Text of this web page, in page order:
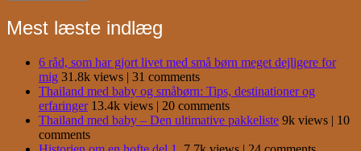
Mest læste indlæg
6 råd, som har gjort livet med små børn meget dejligere for
mig 31.8k views | 31 comments
Thailand med baby og småbørn: Tips, destinationer og
erfaringer 13.4k views | 20 comments
Thailand med baby – Den ultimative pakkeliste 9k views | 10
comments